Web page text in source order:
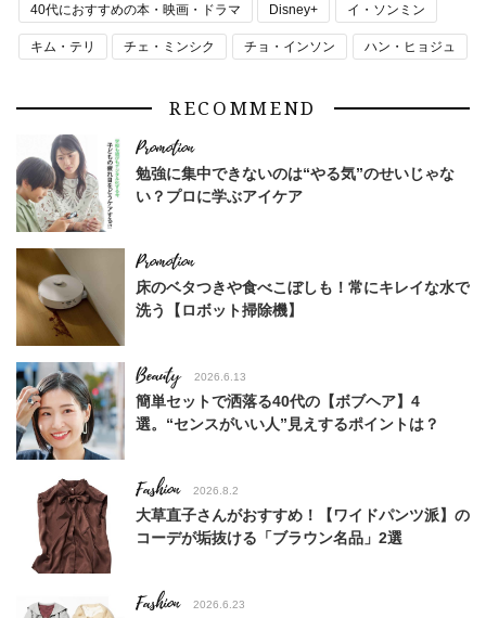
すす
ママとパパに贈る「ジェンダーレ
ス学」
人気の40代髪型・ヘア
タログ
40代におすすめの本・映画・ドラマ Disney+ イ・ソンミン
キム・テリ チェ・ミンシク チョ・インソン ハン・ヒョジュ
RECOMMEND
勉強に集中できないのは“やる気”のせいじゃな
い？プロに学ぶアイケア
床のベタつきや食べこぼしも！常にキレイな水で
洗う【ロボット掃除機】
Beauty 2026.6.13
簡単セットで洒落る40代の【ボブヘア】4
選。“センスがいい人”見えするポイントは？
Fashion 2026.8.2
大草直子さんがおすすめ！【ワイドパンツ派】の
コーデが垢抜ける「ブラウン名品」2選
Fashion 2026.6.23